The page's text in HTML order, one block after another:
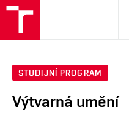
STUDIJNÍ PROGRAM
Výtvarná umění